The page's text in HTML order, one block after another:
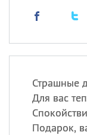
Страшные
Для вас
Подарок,